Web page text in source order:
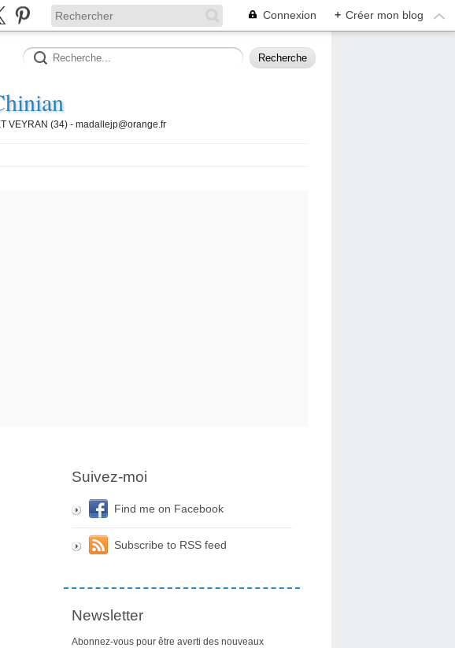
Connexion + Créer mon blog
VEYRAN (34) - madallejp@orange.fr
Suivez-moi
Find me on Facebook
Subscribe to RSS feed
Newsletter
Abonnez-vous pour être averti des nouveaux